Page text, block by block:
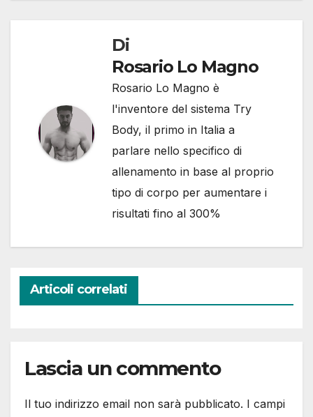
Di
Rosario Lo Magno
Rosario Lo Magno è
l'inventore del sistema Try
Body, il primo in Italia a
parlare nello specifico di
allenamento in base al proprio
tipo di corpo per aumentare i
risultati fino al 300%
Articoli correlati
Lascia un commento
Il tuo indirizzo email non sarà pubblicato. I campi